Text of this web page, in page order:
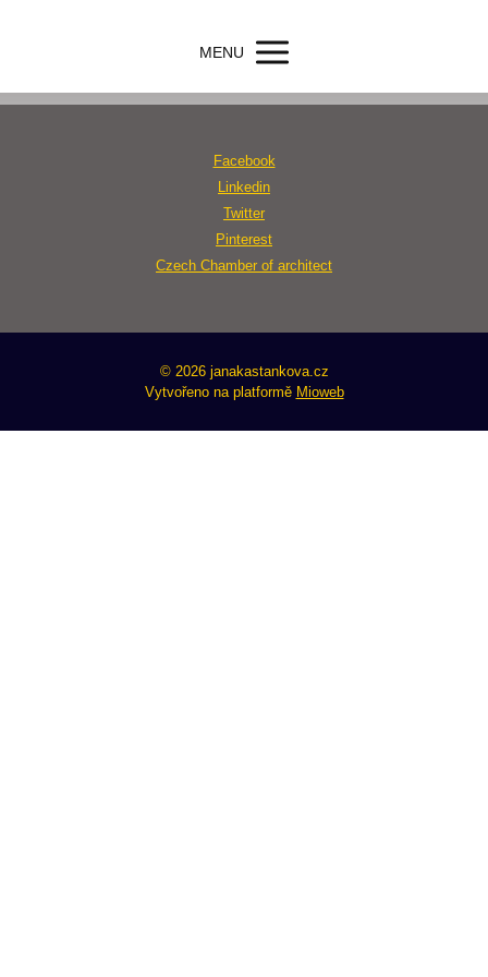
MENU
Facebook
Linkedin
Twitter
Pinterest
Czech Chamber of architect
© 2026 janakastankova.cz
Vytvořeno na platformě Mioweb